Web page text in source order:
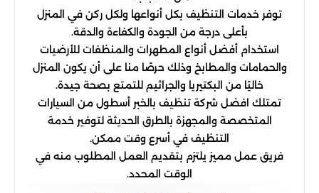
توفر خدمات التنظيف بكل أنواعها ولكل ركن في المنزل
بأعلى درجة من الجودة والكفاءة والدقة.
استخدام أفضل أنواع المطهرات والمنظفات للأرضيات
والحمامات والمطابخ وذلك حرصًا منا على أن يكون المنزل
خاليًا من البكتيريا والجراثيم للتمتع بصحة جيدة.
تمتلك افضل شركة تنظيف بالخبر أسطول من السيارات
المتخصصة والمجهزة بالطرق الحديثة لتوفير خدمة
التنظيف في أسرع وقت ممكن.
فريق عمل مميز يلتزم بتقديم العمل المطلوب منه في
الوقت المحدد.